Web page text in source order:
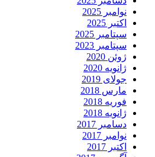
نوامبر 2025
اکتبر 2025
سپتامبر 2025
سپتامبر 2023
ژوئن 2020
ژانویه 2020
جولای 2019
مارس 2018
فوریه 2018
ژانویه 2018
دسامبر 2017
نوامبر 2017
اکتبر 2017